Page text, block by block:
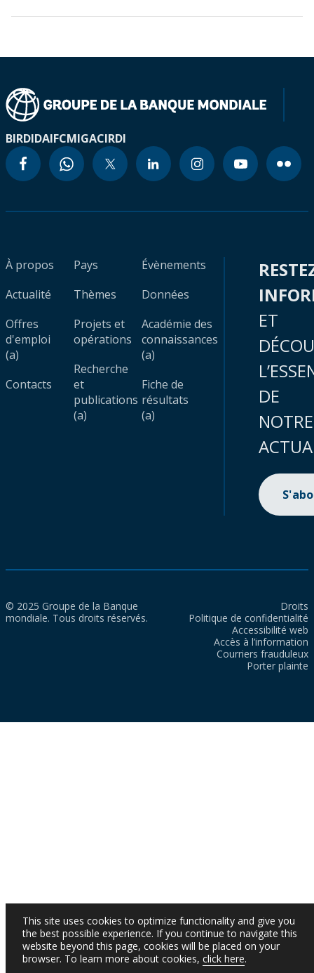
BIRDIDAIFCMIGACIRDI
À propos
Actualité
Offres
d'emploi
(a)
Contacts
Pays
Thèmes
Projets et
opérations
Recherche
et
publications
(a)
Évènements
Données
Académie des
connaissances
(a)
Fiche de
résultats
(a)
ET
DE
NOTRE
© 2025 Groupe de la Banque
mondiale. Tous droits réservés.
Droits
Politique de confidentialité
Accessibilité web
Accès à l’information
Courriers frauduleux
Porter plainte
This site uses cookies to optimize functionality and give you
the best possible experience. If you continue to navigate this
website beyond this page, cookies will be placed on your
browser. To learn more about cookies, click here.